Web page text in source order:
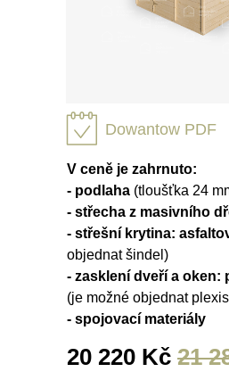
V ceně je zahrnuto:
- podlaha (tloušťka 24
- střecha z masivního
- střešní krytina:
objednat šindel)
- zasklení dveří a oken:
(je možné objednat
- spojovací materiály
Dowantow PDF
20 220 Kč 21